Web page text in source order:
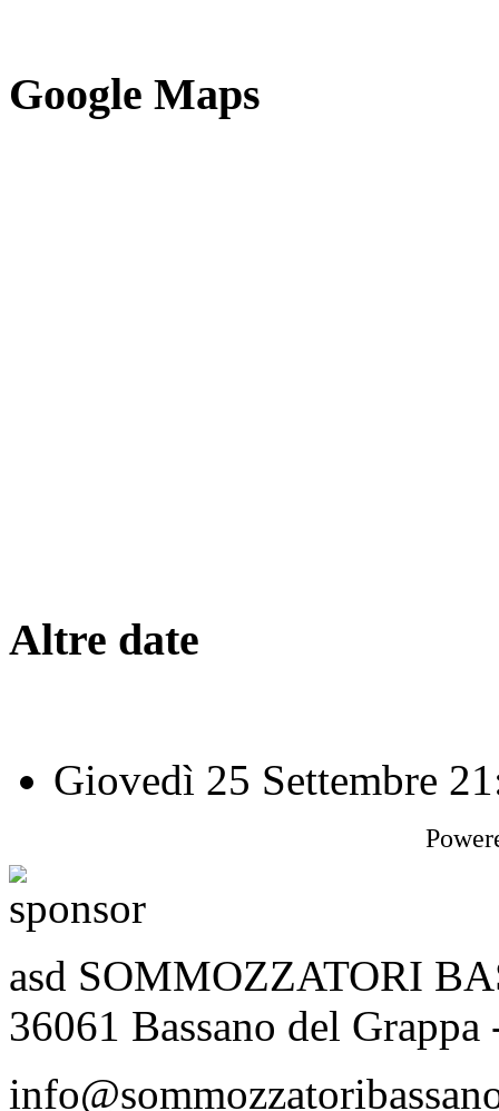
Google Maps
Altre date
Giovedì 25 Settembre
asd SOMMOZZATORI
36061 Bassano del